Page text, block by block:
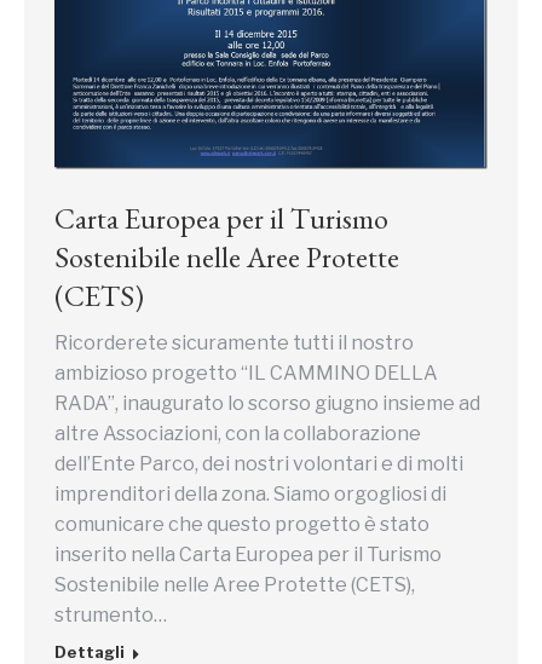
Carta Europea per il Turismo
Sostenibile nelle Aree Protette
(CETS)
Ricorderete sicuramente tutti il nostro
ambizioso progetto “IL CAMMINO DELLA
RADA”, inaugurato lo scorso giugno insieme ad
altre Associazioni, con la collaborazione
dell’Ente Parco, dei nostri volontari e di molti
imprenditori della zona. Siamo orgogliosi di
comunicare che questo progetto è stato
inserito nella Carta Europea per il Turismo
Sostenibile nelle Aree Protette (CETS),
strumento…
Dettagli